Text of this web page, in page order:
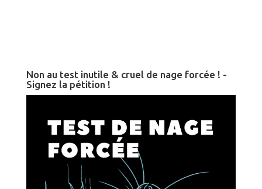
Non au test inutile & cruel de nage forcée ! -
Signez la pétition !